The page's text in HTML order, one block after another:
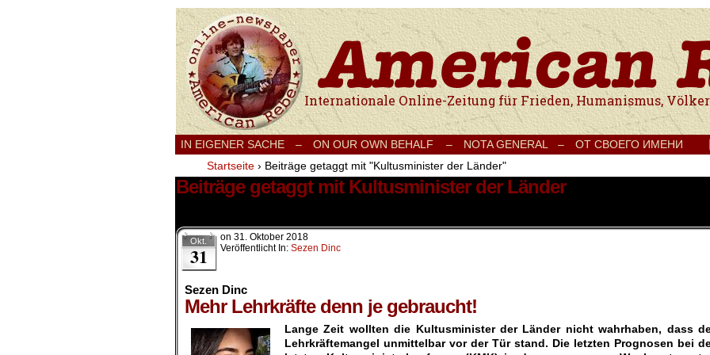
Internationale Onlinezeitung für Frieden, Humanismus, Völkerverständigung und
IN EIGENER SACHE – ON OUR OWN BEHALF – NOTA GENERAL – ОТ СВОЕГО ИМЕНИ
Startseite › Beiträge getaggt mit "Kultusminister der Länder"
Beiträge getaggt mit Kultusminister der Länder
Okt.
31
on 31. Oktober 2018
Veröffentlicht In: Sezen Dinc
Sezen Dinc
Mehr Lehrkräfte denn je gebraucht!
Lange Zeit wollten die Kultusminister der Länder nicht wahrhaben, dass
Lehrkräftemangel unmittelbar vor der Tür stand. Die letzten Prognosen bei